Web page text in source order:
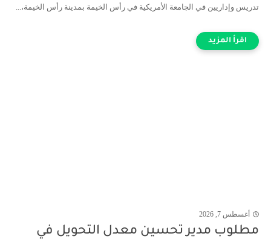
تدريس وإداريين في الجامعة الأمريكية في رأس الخيمة بمدينة رأس الخيمة،...
أغسطس 7, 2026
مطلوب مدير تحسين معدل التحويل في